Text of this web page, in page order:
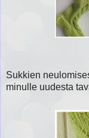
Sukkien
minulle uudesta